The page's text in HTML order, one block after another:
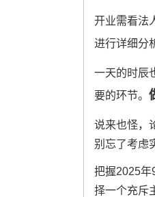
开业需看法
进行详细分
一天的时辰
要的环节。
说来也怪，
别忘了考虑
把握2025年
择一个充斥